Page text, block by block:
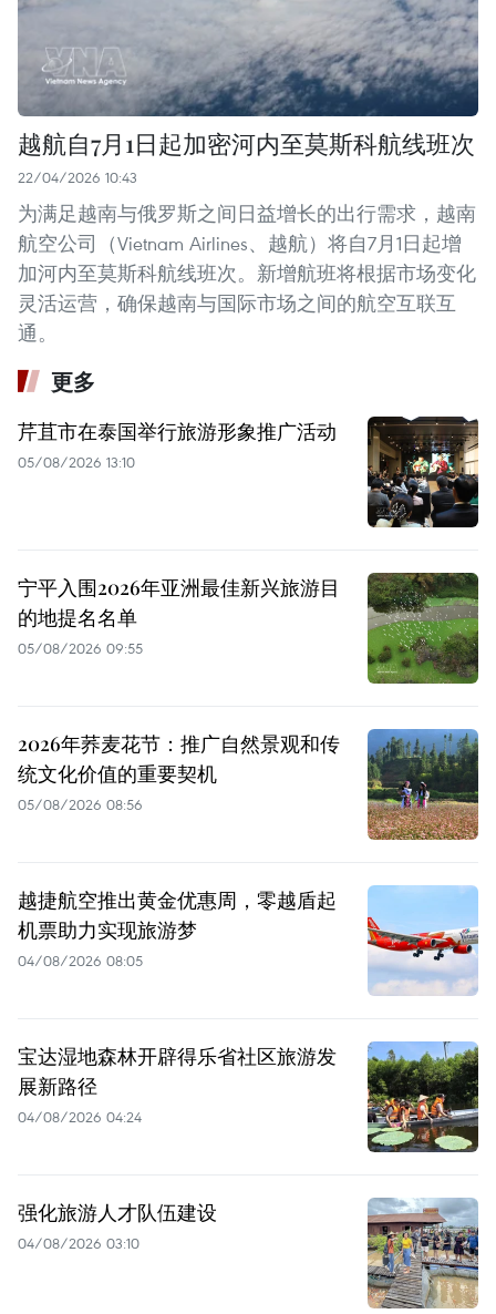
越航自7月1日起加密河内至莫斯科航线班次
22/04/2026 10:43
为满足越南与俄罗斯之间日益增长的出行需求，越南
航空公司（Vietnam Airlines、越航）将自7月1日起增
加河内至莫斯科航线班次。新增航班将根据市场变化
灵活运营，确保越南与国际市场之间的航空互联互
通。
更多
芹苴市在泰国举行旅游形象推广活动
05/08/2026 13:10
宁平入围2026年亚洲最佳新兴旅游目
的地提名名单
05/08/2026 09:55
2026年荞麦花节：推广自然景观和传
统文化价值的重要契机
05/08/2026 08:56
越捷航空推出黄金优惠周，零越盾起
机票助力实现旅游梦
04/08/2026 08:05
宝达湿地森林开辟得乐省社区旅游发
展新路径
04/08/2026 04:24
强化旅游人才队伍建设
04/08/2026 03:10